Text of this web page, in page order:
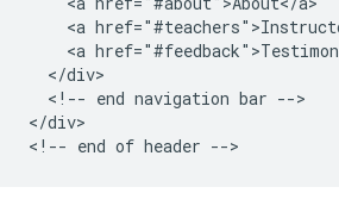
<a
<a
  </div>
  <!-- end navigation bar -->
</div>